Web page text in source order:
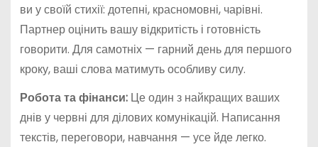
ви у своїй стихії: дотепні, красномовні, чарівні.
Партнер оцінить вашу відкритість і готовність
говорити. Для самотніх — гарний день для першого
кроку, ваші слова матимуть особливу силу.
Робота та фінанси:Це один з найкращих ваших
днів у червні для ділових комунікацій. Написання
текстів, переговори, навчання — усе йде легко.